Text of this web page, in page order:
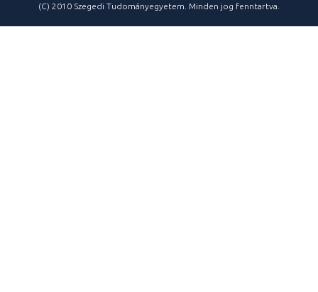
(C) 2010 Szegedi Tudományegyetem. Minden jog fenntartva.